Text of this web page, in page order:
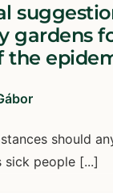
gardens
the
should
sick people [...]